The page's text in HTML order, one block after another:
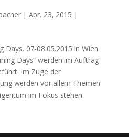
| Apr. 23, 2015 |
Days, 07-08.05.2015 in Wien
Days“ werden im Auftrag
Im Zuge der
werden vor allem Themen
im Fokus stehen.